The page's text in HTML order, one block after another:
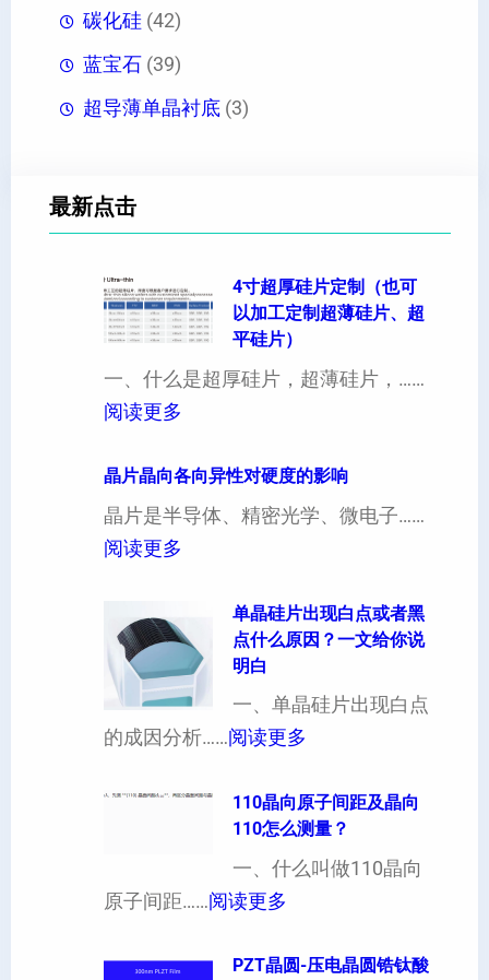
碳化硅 (42)
蓝宝石 (39)
超导薄单晶衬底 (3)
最新点击
4寸超厚硅片定制（也可
以加工定制超薄硅片、超
平硅片）
一、什么是超厚硅片，超薄硅片，……
阅读更多
寸
超
定
制
（
也
以
定
超
晶片晶向各向异性对硬度的影响
晶片是半导体、精密光学、微电子……
阅读更多
晶
向
各
向
度
单晶硅片出现白点或者黑
点什么原因？一文给你说
明白
一、单晶硅片出现白点
的成因分析……阅读更多
晶
硅
片
白
110晶向原子间距及晶向
110怎么测量？
一、什么叫做110晶向
原子间距……阅读更多
1
PZT晶圆-压电晶圆锆钛酸